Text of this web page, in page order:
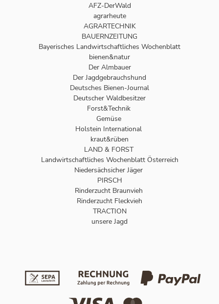
AFZ-DerWald
agrarheute
AGRARTECHNIK
BAUERNZEITUNG
Bayerisches Landwirtschaftliches Wochenblatt
bienen&natur
Der Almbauer
Der Jagdgebrauchshund
Deutsches Bienen-Journal
Deutscher Waldbesitzer
Forst&Technik
Gemüse
Holstein International
kraut&rüben
LAND & FORST
Landwirtschaftliches Wochenblatt Österreich
Niedersächsicher Jäger
PIRSCH
Rinderzucht Braunvieh
Rinderzucht Fleckvieh
TRACTION
unsere Jagd